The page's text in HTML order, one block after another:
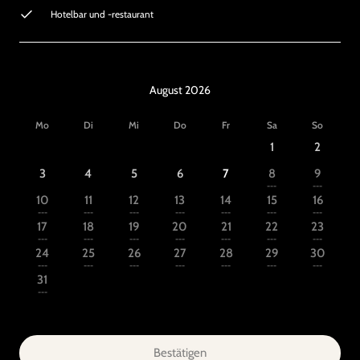
Hotelbar und -restaurant
August 2026
Mo Di Mi Do Fr Sa So
1
2
3
4 5 6 7 8
---
9
---
10
---
11
---
12
---
13
---
14
---
15
---
16
---
17
---
18
---
19
---
20
---
21
---
22
---
23
---
24
---
25
---
26
---
27
---
28
---
29
---
30
---
31
---
Bestätigen